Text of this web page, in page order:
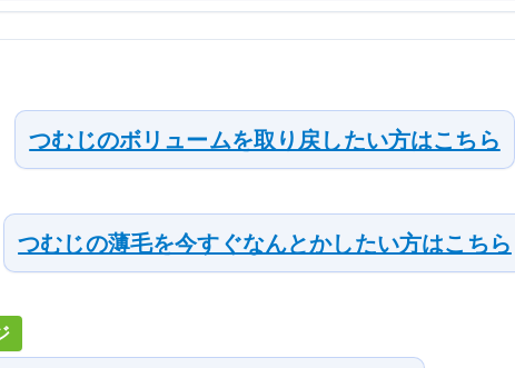
つむじのボリュームを取り戻したい方はこちら
つむじの薄毛を今すぐなんとかしたい方はこちら